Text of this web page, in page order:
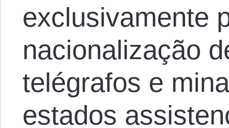
exclusivamente
nacionalização
telégrafos e
estados